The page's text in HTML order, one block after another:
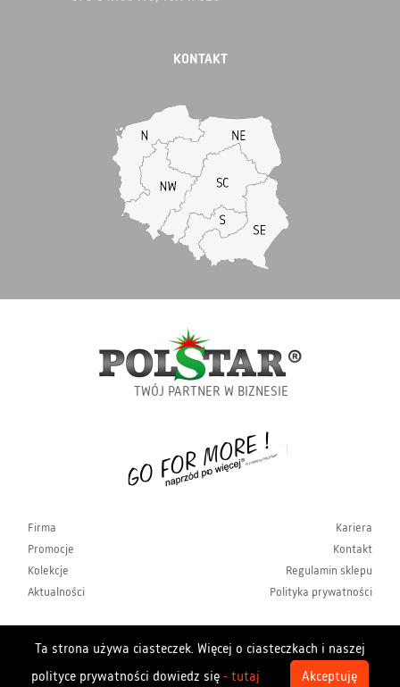
Ta strona używa ciasteczek. Więcej o ciasteczkach i naszej
polityce prywatności dowiedz się - tutaj Akceptuję
KONTAKT
TWÓJ PARTNER W BIZNESIE
Firma
Promocje
Kolekcje
Aktualności
Kariera
Kontakt
Regulamin sklepu
Polityka prywatności
Copyrights Polstar 2026. All rights reserved. Polstar